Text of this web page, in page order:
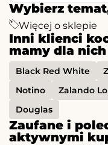
Wybierz
Więcej o sklepie
Inni klienci
mamy dla
Black Red White
Notino
Zalando
Douglas
Zaufane i
aktywnymi